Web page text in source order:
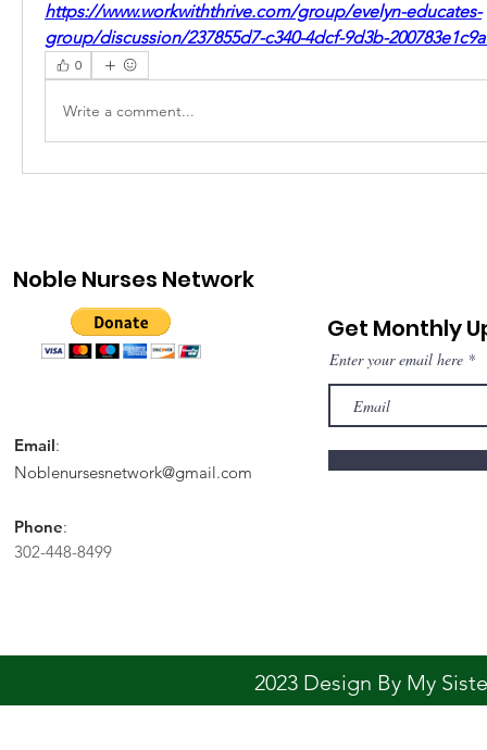
https://www.workwiththrive.com/group/evelyn-educates-
group/discussion/237855d7-c340-4dcf-9d3b-
0
Write a comment...
Noble Nurses Network
Email:
Noblenursesnetwork@gmail.com
Phone:
302-448-8499
Get Monthly
Enter your email here
2023 Design By My